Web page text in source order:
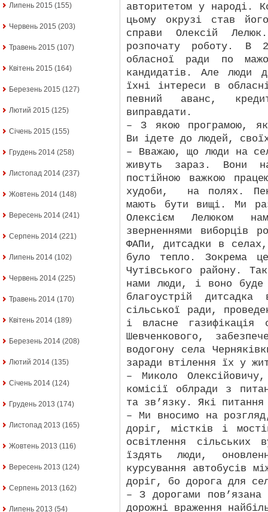
Липень 2015 (155)
Червень 2015 (203)
Травень 2015 (107)
Квітень 2015 (164)
Березень 2015 (127)
Лютий 2015 (125)
Січень 2015 (155)
Грудень 2014 (258)
Листопад 2014 (237)
Жовтень 2014 (148)
Вересень 2014 (241)
Серпень 2014 (221)
Липень 2014 (102)
Червень 2014 (225)
Травень 2014 (170)
Квітень 2014 (189)
Березень 2014 (208)
Лютий 2014 (135)
Січень 2014 (124)
Грудень 2013 (174)
Листопад 2013 (165)
Жовтень 2013 (116)
Вересень 2013 (124)
Серпень 2013 (162)
Липень 2013 (54)
авторитетом у народі.
цьому окрузі став
справи Олексій
розпочату роботу. В
обласної ради по
кандидатів. Але люди
їхні інтереси в
певний аванс,
виправдати.
– З якою програмою,
Ви ідете до людей,
– Вважаю, що люди на
живуть зараз. Вони
постійною важкою
худоби,
на полях.
мають бути вищі. Ми
Олексієм Лелюком
зверненнями виборців
ФАПи, дитсадки в
було тепло. Зокрема
Чутівського району.
нами люди, і воно буде
благоустрій дитсадка
сільської ради,
і власне газифікація
Шевченкового,
водогону села
заради втілення їх у
– Миколо
комісії облради з
та зв’язку. Які питання
– Ми вносимо на
доріг, містків і
освітлення
їздять люди,
курсування автобусів
доріг, бо дорога для
– З дорогами
дорожні враження